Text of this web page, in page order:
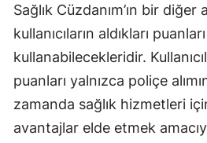
Sağlık Cüzdanım’ın bir diğer
kullanıcıların aldıkları
kullanabilecekleridir.
puanları yalnızca poliçe
zamanda sağlık hizmetleri
avantajlar elde etmek